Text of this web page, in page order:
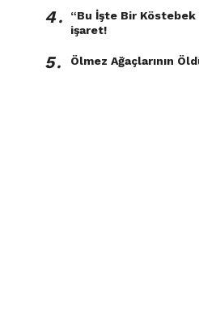
4․
“Bu İşte Bir Köstebek
işaret!
5․ Ölmez Ağaçlarının